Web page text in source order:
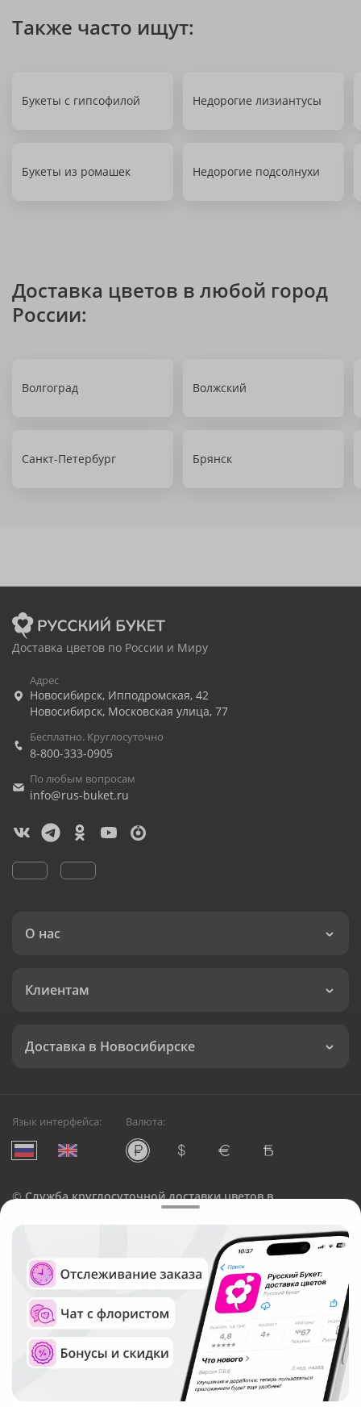
Также часто ищут:
Букеты с гипсофилой Недорогие лизиантусы
Букеты из ромашек Недорогие подсолнухи
Доставка цветов в любой город
России:
Волгоград Волжский
Санкт-Петербург Брянск
Доставка цветов по России и Миру
Адрес
Новосибирск, Ипподромская, 42
Новосибирск, Московская улица, 77
Бесплатно. Круглосуточно
8-800-333-0905
По любым вопросам
info@rus-buket.ru
О нас
Клиентам
Доставка в Новосибирске
Язык интерфейса: Валюта:
©Служба круглосуточной доставки цветов в
Русский Букет, 2026
Общество с ограниченной ответственностью «Технология»
ОГРН: 1195476081745, ИНН: 5410081997
Юридический адрес: г. Новосибирск, ул. Ипподромская,
д.42, оф. 3
Рейтинг Русского букета в г. Новосибирск